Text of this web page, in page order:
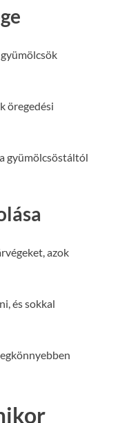
öregedési
gyümölcsöstáltól
azok
és sokkal